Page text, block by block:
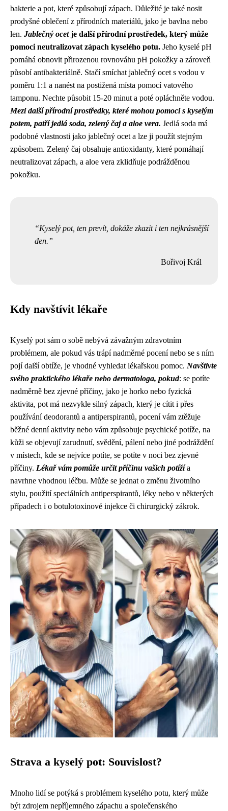
bakterie a pot, které způsobují zápach. Důležité je také nosit
prodyšné oblečení z přírodních materiálů, jako je bavlna nebo
len. Jablečný ocetje další přírodní prostředek, který může
pomoci neutralizovat zápach kyselého potu. Jeho kyselé pH
pomáhá obnovit přirozenou rovnováhu pH pokožky a zároveň
působí antibakteriálně. Stačí smíchat jablečný ocet s vodou v
poměru 1:1 a nanést na postižená místa pomocí vatového
tamponu. Nechte působit 15-20 minut a poté opláchněte vodou.
Mezi další přírodní prostředky, které mohou pomoci s kyselým
potem, patří jedlá soda, zelený čaj a aloe vera. Jedlá soda má
podobné vlastnosti jako jablečný ocet a lze ji použít stejným
způsobem. Zelený čaj obsahuje antioxidanty, které pomáhají
neutralizovat zápach, a aloe vera zklidňuje podrážděnou
pokožku.
Kyselý pot, ten prevít, dokáže zkazit i ten nejkrásnější
den.
Bořivoj Král
Kdy navštívit lékaře
Kyselý pot sám o sobě nebývá závažným zdravotním
problémem, ale pokud vás trápí nadměrné pocení nebo se s ním
pojí další obtíže, je vhodné vyhledat lékařskou pomoc. Navštivte
svého praktického lékaře nebo dermatologa, pokud: se potíte
nadměrně bez zjevné příčiny, jako je horko nebo fyzická
aktivita, pot má nezvykle silný zápach, který je cítit i přes
používání deodorantů a antiperspirantů, pocení vám ztěžuje
běžné denní aktivity nebo vám způsobuje psychické potíže, na
kůži se objevují zarudnutí, svědění, pálení nebo jiné podráždění
v místech, kde se nejvíce potíte, se potíte v noci bez zjevné
příčiny. Lékař vám pomůže určit příčinu vašich potížía
navrhne vhodnou léčbu. Může se jednat o změnu životního
stylu, použití speciálních antiperspirantů, léky nebo v některých
případech i o botulotoxinové injekce či chirurgický zákrok.
Strava a kyselý pot: Souvislost?
Mnoho lidí se potýká s problémem kyselého potu, který může
být zdrojem nepříjemného zápachu a společenského